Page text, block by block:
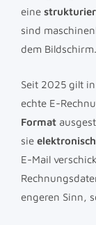
eine
sind
dem Bildschirm.
Seit 2025 gilt
echte E-
Format
sie
E-Mail
engeren Sinn,